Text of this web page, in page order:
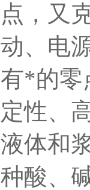
点，又
动、电
有*的零
定性、
液体和
种酸、